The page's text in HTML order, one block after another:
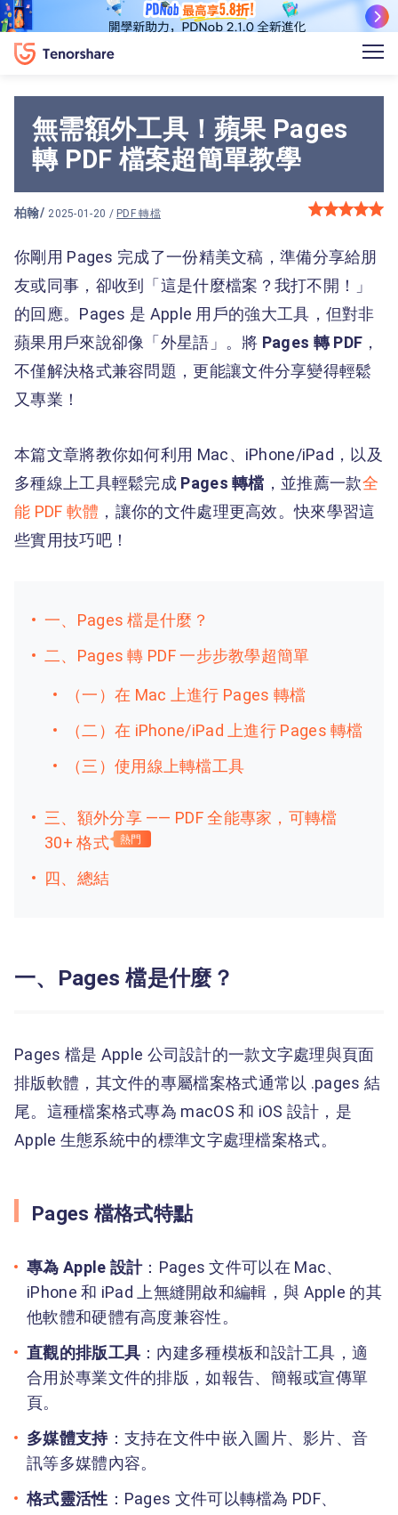
無需額外工具！蘋果 Pages
轉 PDF 檔案超簡單教學
柏翰/ 2025-01-20 / PDF 轉檔
你剛用 Pages 完成了一份精美文稿，準備分享給朋
友或同事，卻收到「這是什麼檔案？我打不開！」
的回應。Pages 是 Apple 用戶的強大工具，但對非
蘋果用戶來說卻像「外星語」。將 Pages 轉 PDF ，
不僅解決格式兼容問題，更能讓文件分享變得輕鬆
又專業！
本篇文章將教你如何利用 Mac、iPhone/iPad，以及
多種線上工具輕鬆完成 Pages 轉檔 ，並推薦一款全
能 PDF 軟體 ，讓你的文件處理更高效。快來學習這
些實用技巧吧！
一、Pages 檔是什麼？
二、Pages 轉 PDF 一步步教學超簡單
（一）在 Mac 上進行 Pages 轉檔
（二）在 iPhone/iPad 上進行 Pages 轉檔
（三）使用線上轉檔工具
三、額外分享 —— PDF 全能專家，可轉檔
30+ 格式
熱門
四、總結
一、Pages 檔是什麼？
Pages 檔是 Apple 公司設計的一款文字處理與頁面
排版軟體，其文件的專屬檔案格式通常以 .pages 結
尾。這種檔案格式專為 macOS 和 iOS 設計，是
Apple 生態系統中的標準文字處理檔案格式。
Pages 檔格式特點
專為 Apple 設計：Pages 文件可以在 Mac、
iPhone 和 iPad 上無縫開啟和編輯，與 Apple 的其
他軟體和硬體有高度兼容性。
直觀的排版工具 ：內建多種模板和設計工具，適
合用於專業文件的排版，如報告、簡報或宣傳單
頁。
多媒體支持：支持在文件中嵌入圖片、影片、音
訊等多媒體內容。
格式靈活性 ：Pages 文件可以轉檔為 PDF、